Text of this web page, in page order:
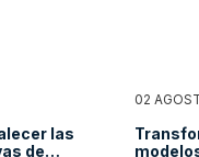
las
de
02